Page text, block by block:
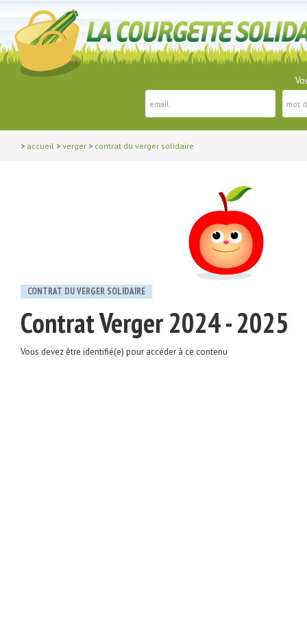
> accueil > verger > contrat du verger solidaire
CONTRAT DU VERGER SOLIDAIRE
Contrat Verger 2024 - 2025
Vous devez être identifié(e) pour accéder à ce contenu